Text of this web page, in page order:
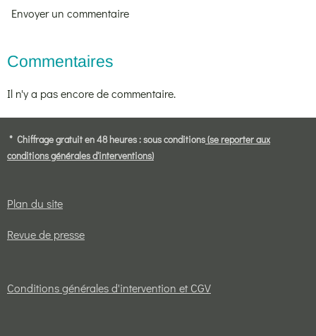
Envoyer un commentaire
Commentaires
Il n'y a pas encore de commentaire.
* Chiffrage gratuit en 48 heures : sous conditions(se reporter aux
conditions générales d'interventions)
Plan du site
Revue de presse
Conditions générales d'intervention et CGV